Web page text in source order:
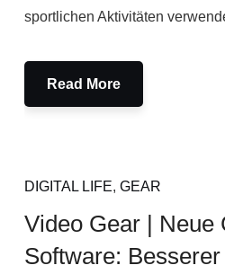
sportlichen Aktivitäten
Read More
DIGITAL LIFE, GEAR
Video Gear | Neue
Software: